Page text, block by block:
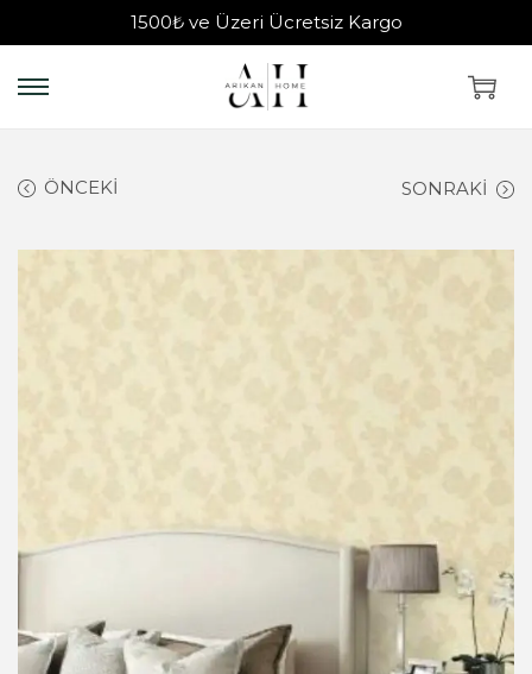
1500₺ ve Üzeri Ücretsiz Kargo
ÖNCEKI SONRAKI